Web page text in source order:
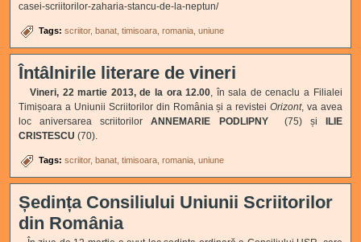
casei-scriitorilor-zaharia-stancu-de-la-neptun/
Tags:scriitor banat timisoara romania uniune
Întâlnirile literare de vineri
Vineri, 22 martie 2013, de la ora 12.00, în sala de cenaclu a Filialei
Timișoara a Uniunii Scriitorilor din România și a revistei Orizont, va avea
loc aniversarea scriitorilor ANNEMARIE PODLIPNY (75) și
ILIE
CRISTESCU (70).
Tags:scriitor banat timisoara romania uniune
Ședința Consiliului Uniunii Scriitorilor
din România